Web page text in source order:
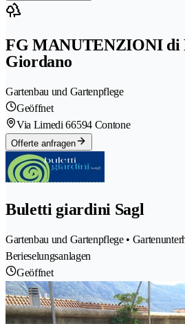
FG MANUTENZIONI di
Giordano
Gartenbau und Gartenpflege
Geöffnet
Via Limedi 66594 Contone
Offerte anfragen
Buletti giardini Sagl
Gartenbau und Gartenpflege •
Berieselungsanlagen
Geöffnet